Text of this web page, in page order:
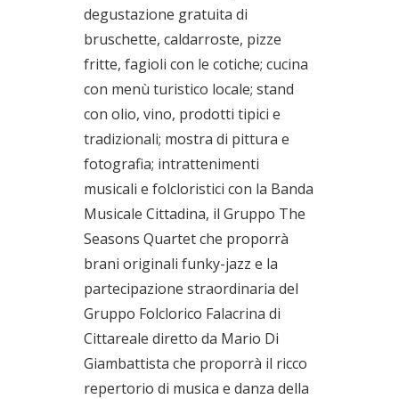
degustazione gratuita di
bruschette, caldarroste, pizze
fritte, fagioli con le cotiche; cucina
con menù turistico locale; stand
con olio, vino, prodotti tipici e
tradizionali; mostra di pittura e
fotografia; intrattenimenti
musicali e folcloristici con la Banda
Musicale Cittadina, il Gruppo The
Seasons Quartet che proporrà
brani originali funky-jazz e la
partecipazione straordinaria del
Gruppo Folclorico Falacrina di
Cittareale diretto da Mario Di
Giambattista che proporrà il ricco
repertorio di musica e danza della